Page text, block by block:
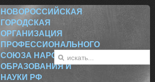
НОВОРОССИЙСКАЯ
ГОРОДСКАЯ
ОРГАНИЗАЦИЯ
ПРОФЕССИОНАЛЬНОГО
СОЮЗА НАРОДНОГО
ОБРАЗОВАНИЯ И
НАУКИ РФ